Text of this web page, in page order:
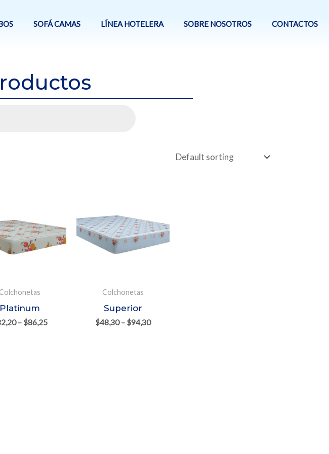
SOFÁ CAMAS LÍNEA HOTELERA SOBRE NOSOTROS CONTACTOS
Colchonetas
Platinum
– $86,25
Colchonetas
Superior
$48,30– $94,30